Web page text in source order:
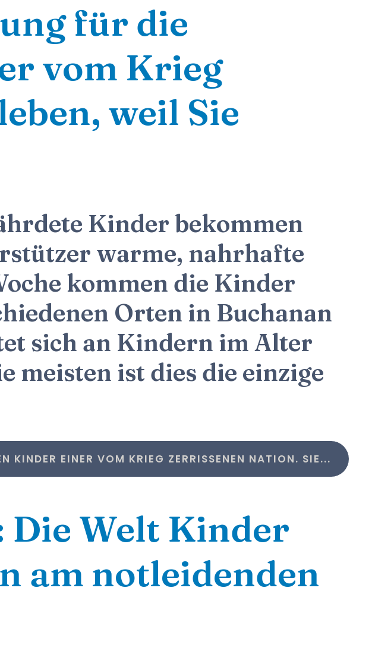
für die
vom Krieg
weil Sie
Kinder bekommen
warme, nahrhafte
kommen die Kinder
Orten in Buchanan
sich an Kindern im Alter
meisten ist dies die einzige
KINDER EINER VOM KRIEG ZERRISSENEN NATION. SIE...
Die Welt Kinder
am notleidenden